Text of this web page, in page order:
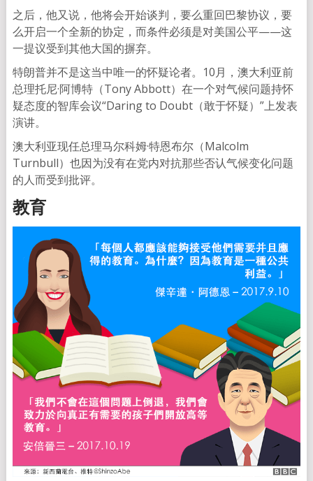
之后，他又说，他将会开始谈判，要么重回巴黎协议，要
么开启一个全新的协定，而条件必须是对美国公平——这
一提议受到其他大国的摒弃。
特朗普并不是这当中唯一的怀疑论者。10月，澳大利亚前
总理托尼·阿博特（Tony Abbott）在一个对气候问题持怀
疑态度的智库会议“Daring to Doubt（敢于怀疑）”上发表
演讲。
澳大利亚现任总理马尔科姆·特恩布尔（Malcolm
Turnbull）也因为没有在党内对抗那些否认气候变化问题
的人而受到批评。
教育